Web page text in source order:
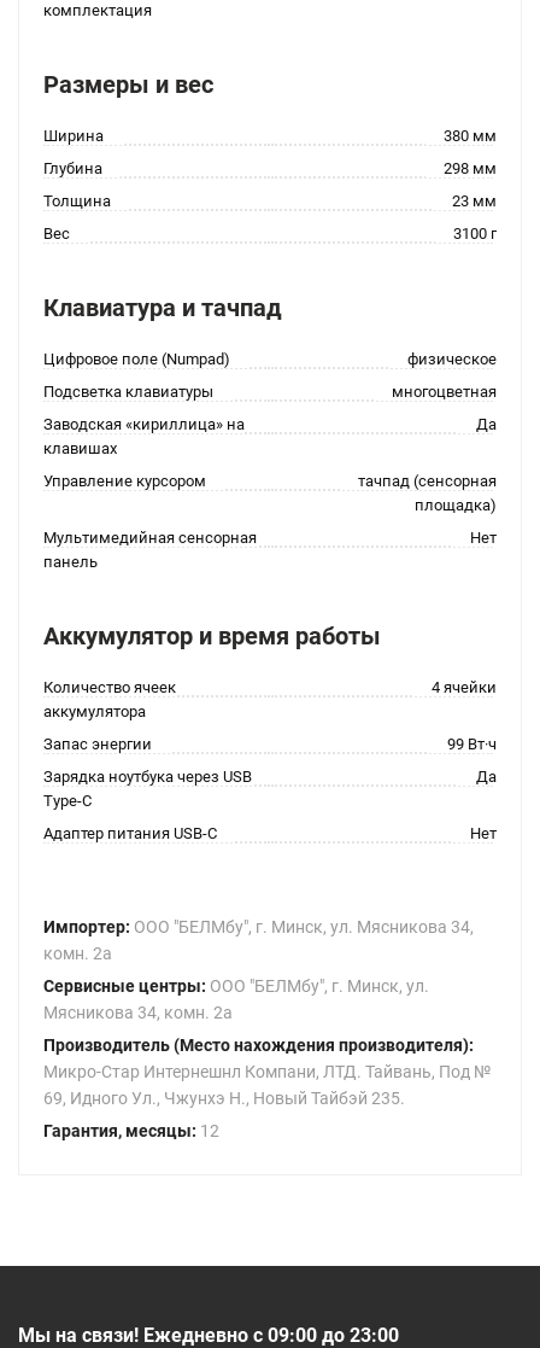
комплектация
Размеры и вес
Ширина
380 мм
Глубина
298 мм
Толщина
23 мм
Вес
3100 г
Клавиатура и тачпад
Цифровое поле (Numpad)
физическое
Подсветка клавиатуры
многоцветная
Заводская «кириллица» на
клавишах
Да
Управление курсором
тачпад (сенсорная
площадка)
Мультимедийная сенсорная
панель
Нет
Аккумулятор и время работы
Количество ячеек
аккумулятора
4 ячейки
Запас энергии
99 Вт·ч
Зарядка ноутбука через USB
Type-C
Да
Адаптер питания USB-C Нет
Импортер: ООО "БЕЛМбу", г. Минск, ул. Мясникова 34,
комн. 2а
Сервисные центры: ООО "БЕЛМбу", г. Минск, ул.
Мясникова 34, комн. 2а
Производитель (Место нахождения производителя):
Микро-Стар Интернешнл Компани, ЛТД. Тайвань, Под №
69, Идного Ул., Чжунхэ Н., Новый Тайбэй 235.
Гарантия, месяцы: 12
Мы на связи! Ежедневно с 09:00 до 23:00